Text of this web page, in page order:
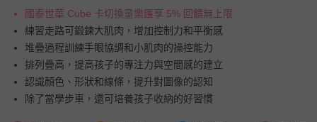
國泰世華 Cube 卡切換童樂匯享 5% 回饋無上限
練習走路可鍛鍊大肌肉，增加控制力和平衡感
堆疊過程訓練手眼協調和小肌肉的操控能力
排列疊高，提高孩子的專注力與空間感的建立
認識顏色、形狀和線條，提升對圖像的認知
除了當學步車，還可培養孩子收納的好習慣